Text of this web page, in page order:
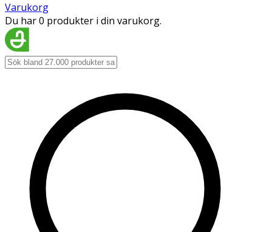
Varukorg
Du har 0 produkter i din varukorg.